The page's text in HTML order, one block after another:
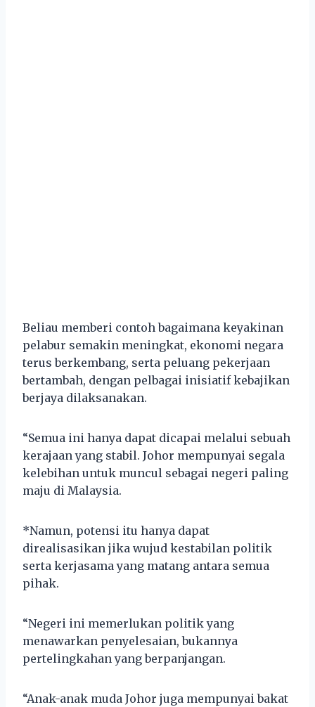
Beliau memberi contoh bagaimana keyakinan
pelabur semakin meningkat, ekonomi negara
terus berkembang, serta peluang pekerjaan
bertambah, dengan pelbagai inisiatif kebajikan
berjaya dilaksanakan.
“Semua ini hanya dapat dicapai melalui sebuah
kerajaan yang stabil. Johor mempunyai segala
kelebihan untuk muncul sebagai negeri paling
maju di Malaysia.
*Namun, potensi itu hanya dapat
direalisasikan jika wujud kestabilan politik
serta kerjasama yang matang antara semua
pihak.
“Negeri ini memerlukan politik yang
menawarkan penyelesaian, bukannya
pertelingkahan yang berpanjangan.
“Anak-anak muda Johor juga mempunyai bakat